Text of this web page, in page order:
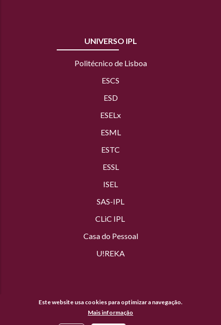
UNIVERSO IPL
Politécnico de Lisboa
ESCS
ESD
ESELx
ESML
ESTC
ESSL
ISEL
SAS-IPL
CLiC IPL
Casa do Pessoal
U!REKA
Este website usa cookies para optimizar a navegação.
Mais informação